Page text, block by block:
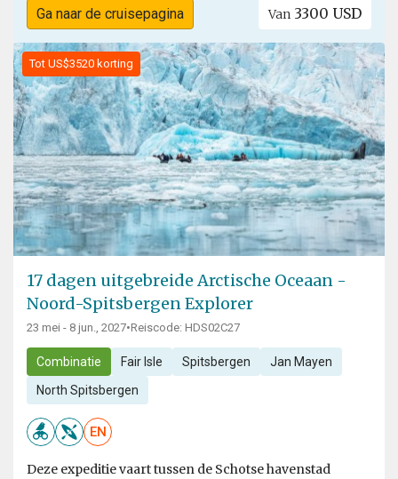
Ga naar de cruisepagina Van 3300 USD
Tot US$3520 korting
17 dagen uitgebreide Arctische Oceaan -
Noord-Spitsbergen Explorer
23 mei - 8 jun., 2027•Reiscode: HDS02C27
Combinatie Fair Isle Spitsbergen Jan Mayen
North Spitsbergen
EN
Deze expeditie vaart tussen de Schotse havenstad